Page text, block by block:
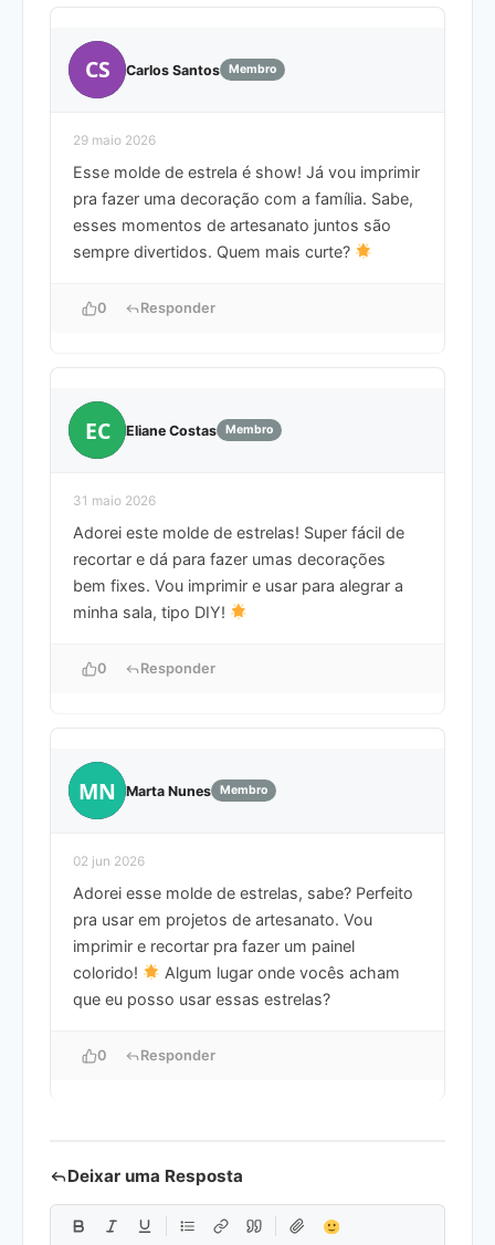
CS Carlos Santos Membro
29 maio 2026
Esse molde de estrela é show! Já vou imprimir
pra fazer uma decoração com a família. Sabe,
esses momentos de artesanato juntos são
sempre divertidos. Quem mais curte?
0 Responder
EC Eliane Costas Membro
31 maio 2026
Adorei este molde de estrelas! Super fácil de
recortar e dá para fazer umas decorações
bem fixes. Vou imprimir e usar para alegrar a
minha sala, tipo DIY!
0 Responder
MN Marta Nunes Membro
02 jun 2026
Adorei esse molde de estrelas, sabe? Perfeito
pra usar em projetos de artesanato. Vou
imprimir e recortar pra fazer um painel
colorido!
Algum lugar onde vocês acham
que eu posso usar essas estrelas?
0 Responder
Deixar uma Resposta